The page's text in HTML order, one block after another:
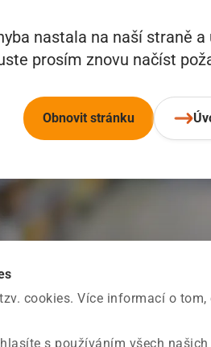
cookies. Více informací o
s používáním všech
nastala na naší straně
prosím znovu načíst
Obnovit stránku